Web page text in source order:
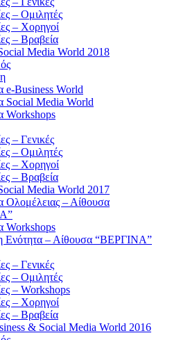
– Ομιλητές
– Χορηγοί
– Βραβεία
Media World 2018
e-Business World
Social Media World
Workshops
– Γενικές
– Ομιλητές
– Χορηγοί
– Βραβεία
Media World 2017
Ολομέλειας – Αίθουσα
Workshops
Ενότητα – Αίθουσα “ΒΕΡΓΙΝΑ”
– Γενικές
– Ομιλητές
– Workshops
– Χορηγοί
– Βραβεία
& Social Media World 2016